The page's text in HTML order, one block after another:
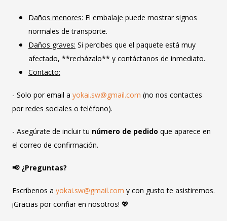
Daños menores: El embalaje puede mostrar signos
normales de transporte.
Daños graves: Si percibes que el paquete está muy
afectado, **recházalo** y contáctanos de inmediato.
Contacto:
- Solo por email a yokai.sw@gmail.com (no nos contactes
por redes sociales o teléfono).
- Asegúrate de incluir tu número de pedido que aparece en
el correo de confirmación.
📢 ¿Preguntas?
Escríbenos a yokai.sw@gmail.com y con gusto te asistiremos.
¡Gracias por confiar en nosotros! 💖